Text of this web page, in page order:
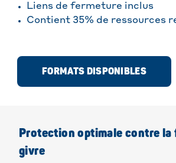
Liens de fermeture inclus
Contient 35% de ressources
FORMATS DISPONIBLES
Protection optimale contre la
givre